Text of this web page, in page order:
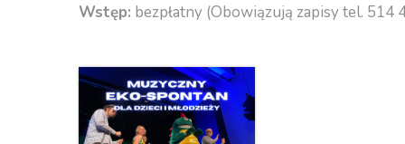
Wstęp: bezpłatny (Obowiązują zapisy tel. 514